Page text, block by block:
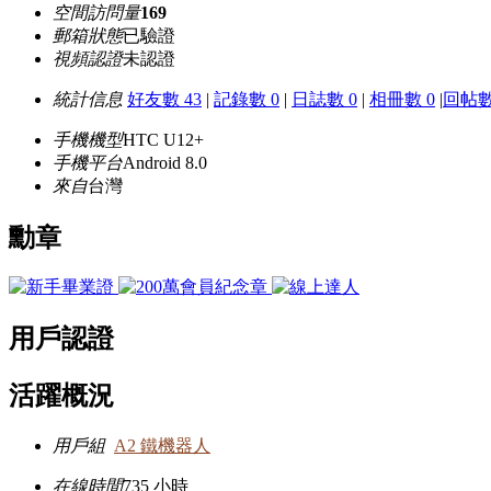
空間訪問量169
郵箱狀態已驗證
視頻認證未認證
統計信息 好友數 43 | 記錄數 0 | 日誌數 0 | 相冊數 0 |回帖
手機機型HTC U12+
手機平台Android 8.0
來自台灣
勳章
用戶認證
活躍概況
用戶組 A2 鐵機器人
在線時間735 小時